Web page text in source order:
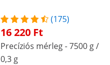
(175)
16 220 Ft
Precíziós mérleg - 7500 g /
0,3 g